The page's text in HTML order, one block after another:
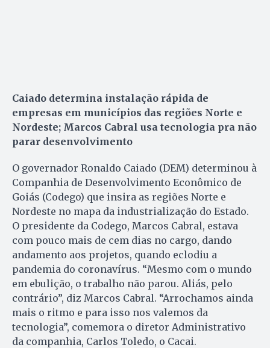
Caiado determina instalação rápida de
empresas em municípios das regiões Norte e
Nordeste; Marcos Cabral usa tecnologia pra não
parar desenvolvimento
O governador Ronaldo Caiado (DEM) determinou à
Companhia de Desenvolvimento Econômico de
Goiás (Codego) que insira as regiões Norte e
Nordeste no mapa da industrialização do Estado.
O presidente da Codego, Marcos Cabral, estava
com pouco mais de cem dias no cargo, dando
andamento aos projetos, quando eclodiu a
pandemia do coronavírus. “Mesmo com o mundo
em ebulição, o trabalho não parou. Aliás, pelo
contrário”, diz Marcos Cabral. “Arrochamos ainda
mais o ritmo e para isso nos valemos da
tecnologia”, comemora o diretor Administrativo
da companhia, Carlos Toledo, o Cacai.